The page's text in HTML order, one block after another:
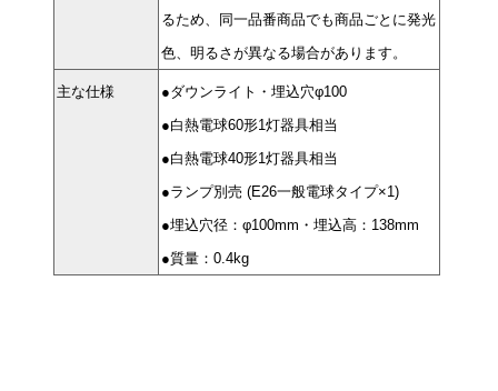
るため、同一品番商品でも商品ごとに発光
色、明るさが異なる場合があります。
主な仕様
●ダウンライト・埋込穴φ100
●白熱電球60形1灯器具相当
●白熱電球40形1灯器具相当
●ランプ別売 (E26一般電球タイプ×1)
●埋込穴径：φ100mm・埋込高：138mm
●質量：0.4kg